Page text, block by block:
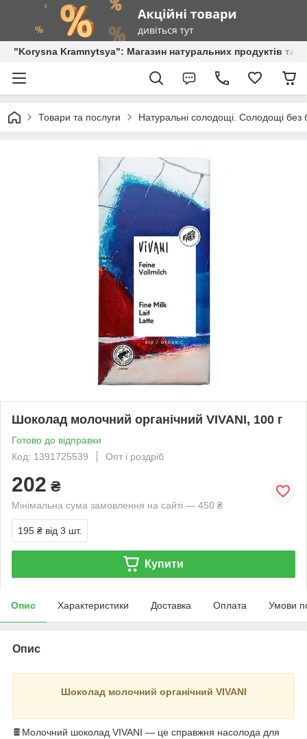
"Korysna Kramnytsya": Магазин натуральних продуктів та
Товари та послуги Натуральні солодощі. Солодощі без
Шоколад молочний органічний VIVANI, 100 г
Готово до відправки
Код: 1391725539
Опт і роздріб
202 ₴
Мінімальна сума замовлення на сайті — 450 ₴
195 ₴ від 3 шт.
Купити
Опис Характеристики Доставка Оплата Умови
Опис
Шоколад молочний органічний VIVANI
🍫Молочний шоколад VIVANI — це справжня насолода для